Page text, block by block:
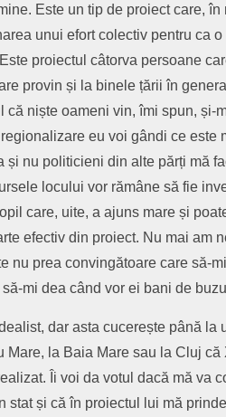
Este un tip de proiect care,
unui efort colectiv pentru ca
proiectul câtorva persoane
provin și la binele țării în
că niște oameni vin, îmi spun, și-
eu voi gândi ce este
și nu politicieni din alte părți mă
locului vor rămâne să fie
care, uite, a ajuns mare și
efectiv din proiect. Nu mai am
nu prea convingătoare care să-
mi dea când vor ei bani de
dar asta cucerește până la
Mare, la Baia Mare sau la Cluj
Îi voi da votul dacă mă va
stat și că în proiectul lui mă